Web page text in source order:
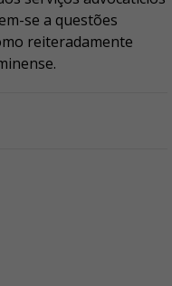
se a questões
reiteradamente